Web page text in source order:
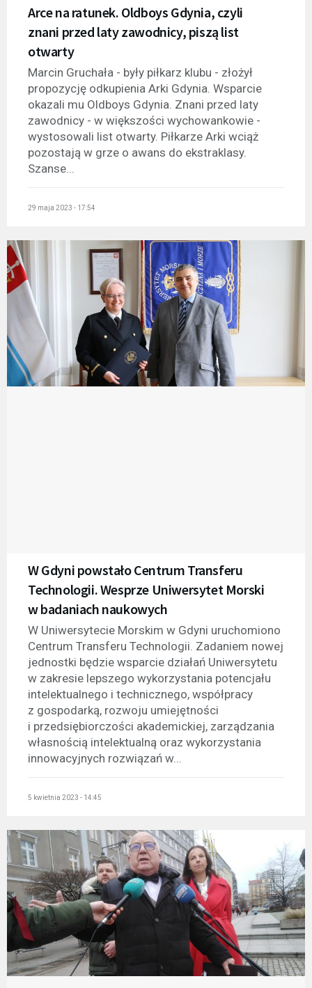
Arce na ratunek. Oldboys Gdynia, czyli
znani przed laty zawodnicy, piszą list
otwarty
Marcin Gruchała - były piłkarz klubu - złożył
propozycję odkupienia Arki Gdynia. Wsparcie
okazali mu Oldboys Gdynia. Znani przed laty
zawodnicy - w większości wychowankowie -
wystosowali list otwarty. Piłkarze Arki wciąż
pozostają w grze o awans do ekstraklasy.
Szanse...
29 maja 2023 - 17:54
W Gdyni powstało Centrum Transferu
Technologii. Wesprze Uniwersytet Morski
w badaniach naukowych
W Uniwersytecie Morskim w Gdyni uruchomiono
Centrum Transferu Technologii. Zadaniem nowej
jednostki będzie wsparcie działań Uniwersytetu
w zakresie lepszego wykorzystania potencjału
intelektualnego i technicznego, współpracy
z gospodarką, rozwoju umiejętności
i przedsiębiorczości akademickiej, zarządzania
własnością intelektualną oraz wykorzystania
innowacyjnych rozwiązań w...
5 kwietnia 2023 - 14:45